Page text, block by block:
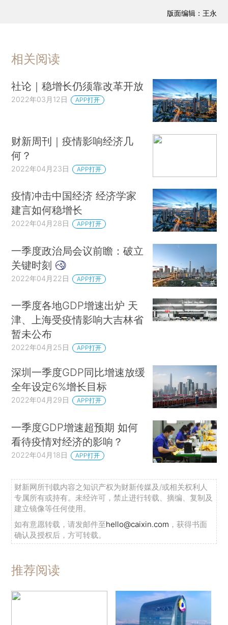
版面编辑：王永
相关阅读
社论｜稳增长仍须靠改革开放
2022年03月12日 APP打开
财新周刊｜疫情影响经济几
何？
2022年04月23日 APP打开
疫情冲击中国经济 经济学家
建言如何稳增长
2022年04月28日 APP打开
一季度政治局会议前瞻：破立
关键时刻
2022年04月22日 APP打开
一季度各地GDP增速出炉 天
津、上海受疫情影响大吉林省
暂未公布
2022年04月25日 APP打开
深圳一季度GDP同比增速放缓
全年设定6%增长目标
2022年04月29日 APP打开
一季度GDP增速超预期 如何
看待疫情对经济的影响？
2022年04月18日 APP打开
财新网所刊载内容之知识产权为财新传媒及/或相关权利人
专属所有或持有。未经许可，禁止进行转载、摘编、复制及
建立镜像等任何使用。
如有意愿转载，请发邮件至hello@caixin.com ，获得书面
确认及授权后，方可转载。
推荐阅读